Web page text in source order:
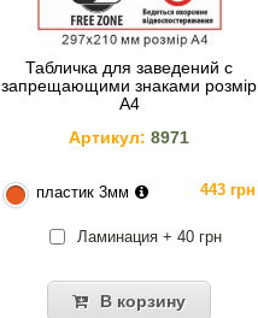
Табличка для заведений с
запрещающими знаками розмір
А4
Артикул: 8971
пластик 3мм 443 грн
Ламинация + 40 грн
В корзину